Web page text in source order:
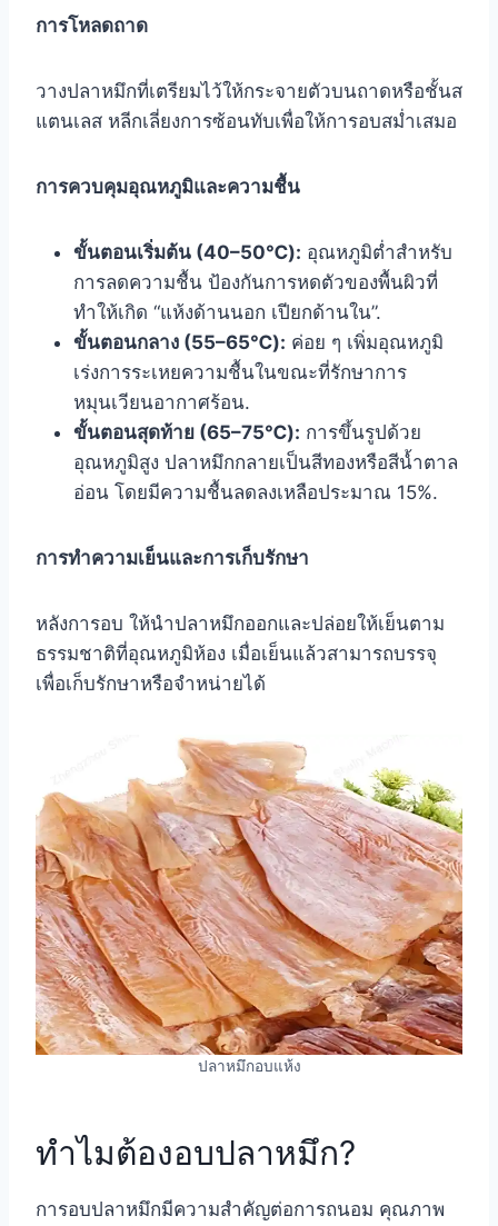
การโหลดถาด
วางปลาหมึกที่เตรียมไว้ให้กระจายตัวบนถาดหรือชั้นส
แตนเลส หลีกเลี่ยงการซ้อนทับเพื่อให้การอบสม่ำเสมอ
การควบคุมอุณหภูมิและความชื้น
ขั้นตอนเริ่มต้น (40–50℃): อุณหภูมิต่ำสำหรับ
การลดความชื้น ป้องกันการหดตัวของพื้นผิวที่
ทำให้เกิด “แห้งด้านนอก เปียกด้านใน”.
ขั้นตอนกลาง (55–65℃): ค่อย ๆ เพิ่มอุณหภูมิ
เร่งการระเหยความชื้นในขณะที่รักษาการ
หมุนเวียนอากาศร้อน.
ขั้นตอนสุดท้าย (65–75℃): การขึ้นรูปด้วย
อุณหภูมิสูง ปลาหมึกกลายเป็นสีทองหรือสีน้ำตาล
อ่อน โดยมีความชื้นลดลงเหลือประมาณ 15%.
การทำความเย็นและการเก็บรักษา
หลังการอบ ให้นำปลาหมึกออกและปล่อยให้เย็นตาม
ธรรมชาติที่อุณหภูมิห้อง เมื่อเย็นแล้วสามารถบรรจุ
เพื่อเก็บรักษาหรือจำหน่ายได้
ปลาหมึกอบแห้ง
ทำไมต้องอบปลาหมึก?
การอบปลาหมึกมีความสำคัญต่อการถนอม คุณภาพ